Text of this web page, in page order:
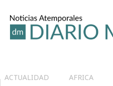
ACTUALIDAD AFRICA